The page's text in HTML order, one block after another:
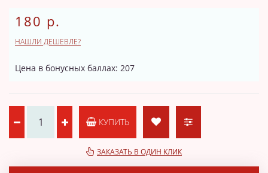
180 р.
НАШЛИ ДЕШЕВЛЕ?
Цена в бонусных баллах: 207
КУПИТЬ
ЗАКАЗАТЬ В ОДИН КЛИК